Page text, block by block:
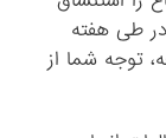
کمتری در طی هفته
توجه شما از